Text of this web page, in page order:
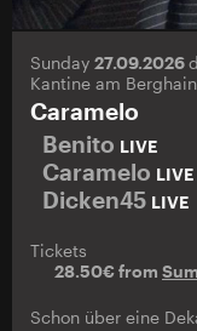
Sunday 27.09.2026
Kantine am Berghain
Caramelo
Benito LIVE
Caramelo LIVE
Dicken45 LIVE
Tickets
28.50€ from
Schon über eine